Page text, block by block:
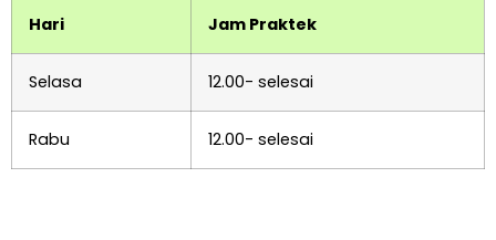
Hari Jam Praktek
Selasa 12.00- selesai
Rabu 12.00- selesai